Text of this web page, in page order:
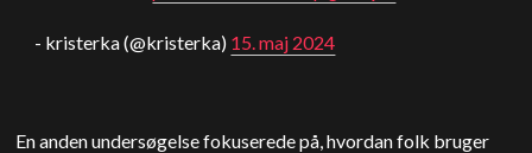
- kristerka (@kristerka) 15. maj 2024
En anden undersøgelse fokuserede på, hvordan folk bruger